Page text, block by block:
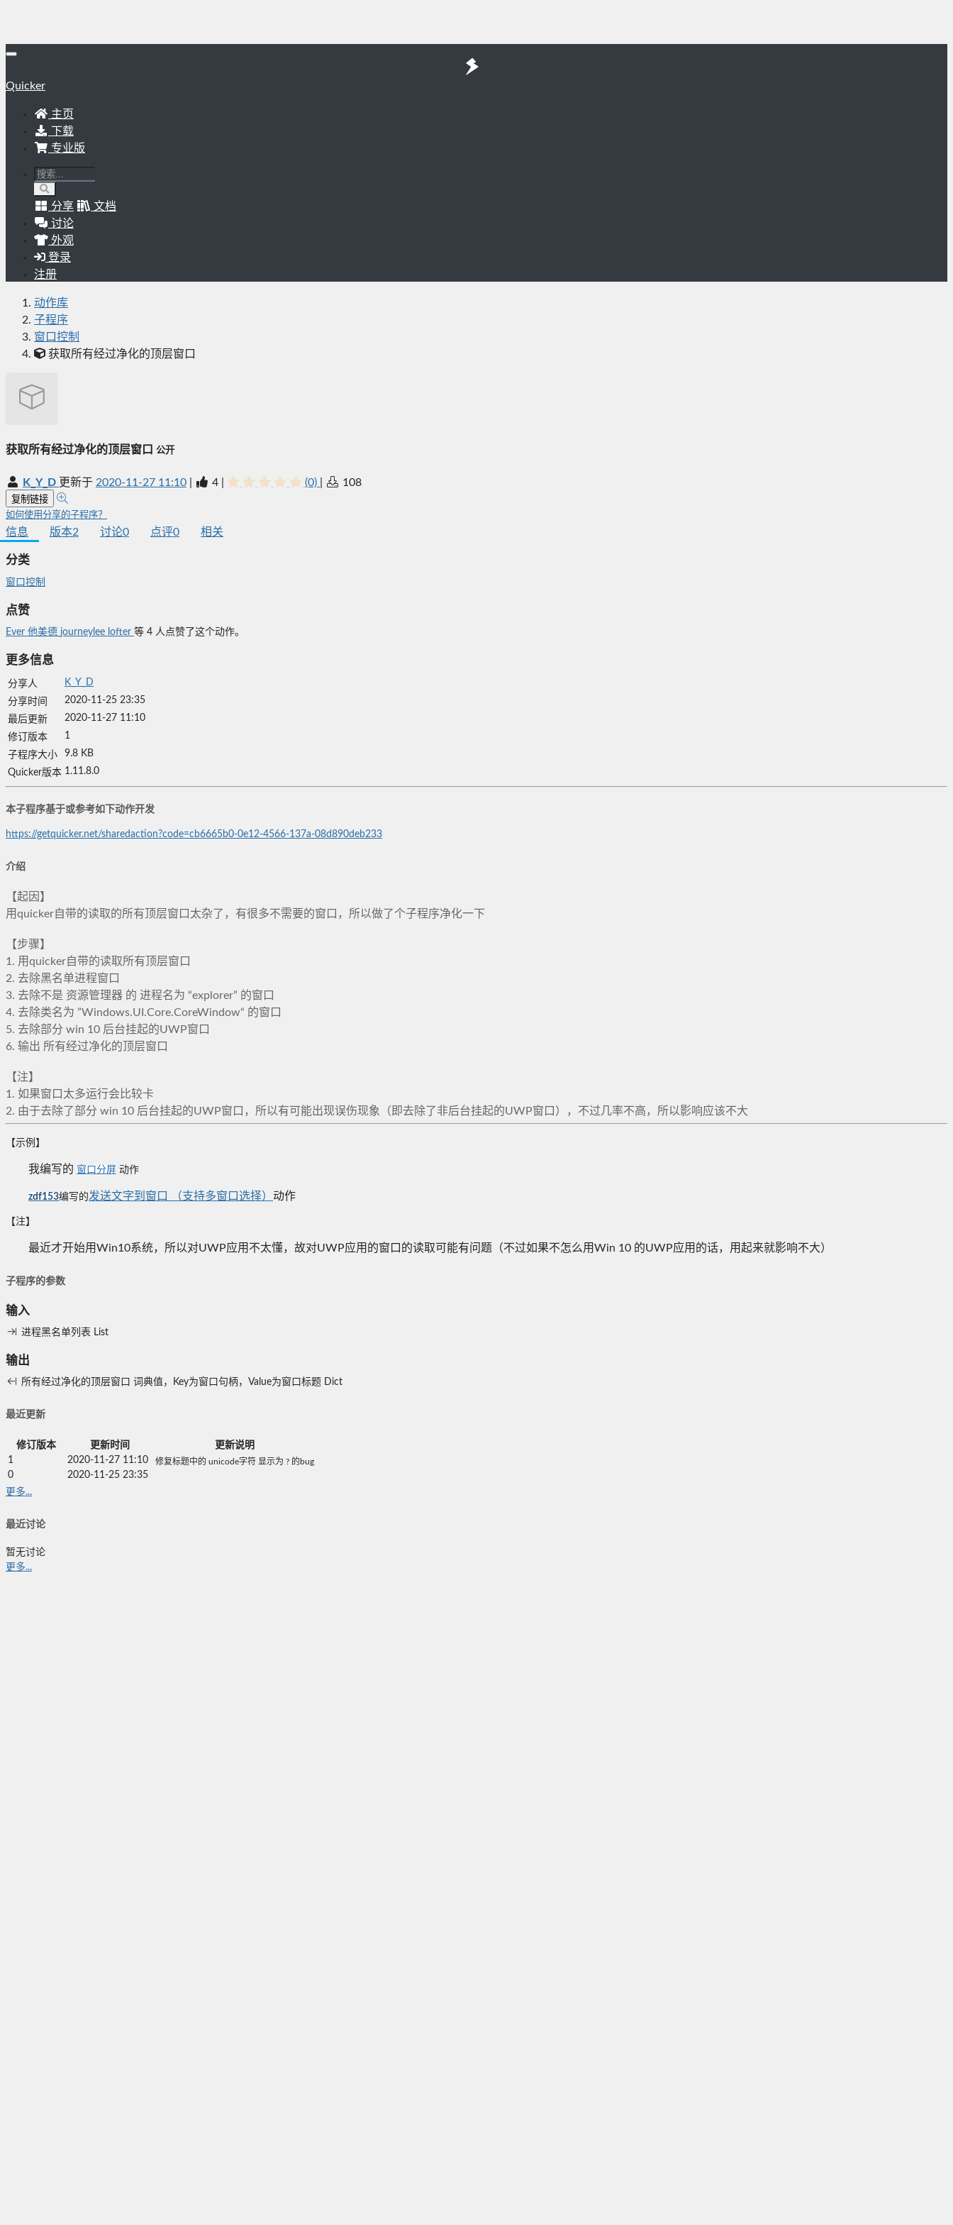
Quicker
主页
下载
专业版
分享
文档
讨论
外观
登录
注册
动作库
子程序
窗口控制
获取所有经过净化的顶层窗口
获取所有经过净化的顶层窗口 公开
K_Y_D 更新于 2020-11-27 11:10 4 (0) 108
复制链接
如何使用分享的子程序？
信息 版本2 讨论0 点评0 相关
分类
窗口控制
点赞
Ever 他美德 journeylee lofter 等 4 人点赞了这个动作。
更多信息
分享人
K_Y_D
分享时间
2020-11-25 23:35
最后更新
2020-11-27 11:10
修订版本
1
子程序大小
9.8 KB
Quicker版本 1.11.8.0
本子程序基于或参考如下动作开发
https://getquicker.net/sharedaction?code=cb6665b0-0e12-4566-137a-08d890deb233
介绍
【起因】
用quicker自带的读取的所有顶层窗口太杂了，有很多不需要的窗口，所以做了个子程序净化一下
【步骤】
1. 用quicker自带的读取所有顶层窗口
2. 去除黑名单进程窗口
3. 去除不是 资源管理器 的 进程名为 “explorer” 的窗口
4. 去除类名为 ”Windows.UI.Core.CoreWindow“ 的窗口
5. 去除部分 win 10 后台挂起的UWP窗口
6. 输出 所有经过净化的顶层窗口
【注】
1. 如果窗口太多运行会比较卡
2. 由于去除了部分 win 10 后台挂起的UWP窗口，所以有可能出现误伤现象（即去除了非后台挂起的UWP窗口），不过几率不高，所以影响应该不大
【示例】
我编写的 窗口分屏 动作
zdf153编写的发送文字到窗口 （支持多窗口选择） 动作
【注】
最近才开始用Win10系统，所以对UWP应用不太懂，故对UWP应用的窗口的读取可能有问题（不过如果不怎么用Win 10 的UWP应用的话，用起来就影响不大）
子程序的参数
输入
进程黑名单列表 List
输出
所有经过净化的顶层窗口 词典值，Key为窗口句柄，Value为窗口标题 Dict
最近更新
修订版本 更新时间
更新说明
1
2020-11-27 11:10 修复标题中的 unicode字符 显示为 ? 的bug
0
2020-11-25 23:35
更多...
最近讨论
暂无讨论
更多...